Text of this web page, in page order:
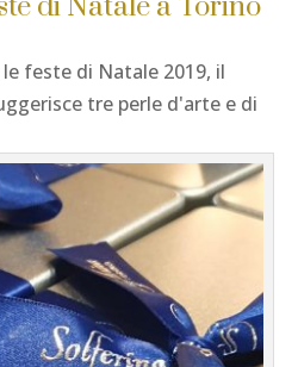
di Natale a Torino
feste di Natale 2019, il
tre perle d'arte e di